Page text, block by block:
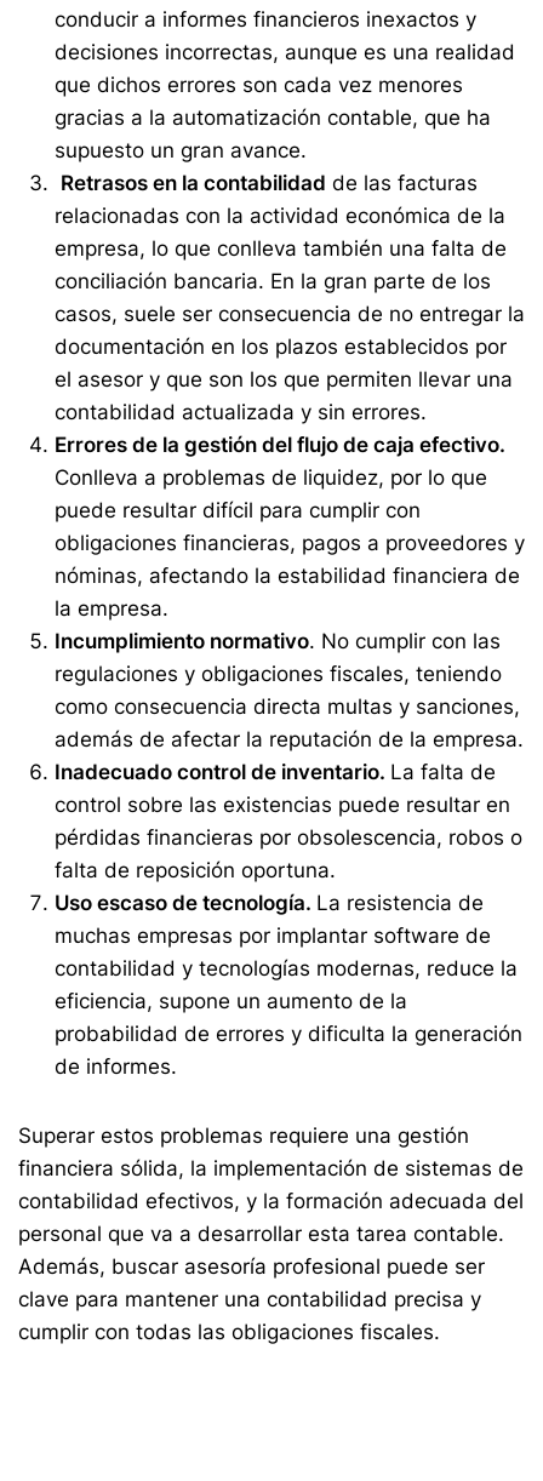
conducir a informes financieros inexactos y
decisiones incorrectas, aunque es una realidad
que dichos errores son cada vez menores
gracias a la automatización contable, que ha
supuesto un gran avance.
Retrasos en la contabilidad de las facturas
relacionadas con la actividad económica de la
empresa, lo que conlleva también una falta de
conciliación bancaria. En la gran parte de los
casos, suele ser consecuencia de no entregar la
documentación en los plazos establecidos por
el asesor y que son los que permiten llevar una
contabilidad actualizada y sin errores.
Errores de la gestión del flujo de caja efectivo.
Conlleva a problemas de liquidez, por lo que
puede resultar difícil para cumplir con
obligaciones financieras, pagos a proveedores y
nóminas, afectando la estabilidad financiera de
la empresa.
Incumplimiento normativo. No cumplir con las
regulaciones y obligaciones fiscales, teniendo
como consecuencia directa multas y sanciones,
además de afectar la reputación de la empresa.
Inadecuado control de inventario. La falta de
control sobre las existencias puede resultar en
pérdidas financieras por obsolescencia, robos o
falta de reposición oportuna.
Uso escaso de tecnología. La resistencia de
muchas empresas por implantar software de
contabilidad y tecnologías modernas, reduce la
eficiencia, supone un aumento de la
probabilidad de errores y dificulta la generación
de informes.
Superar estos problemas requiere una gestión
financiera sólida, la implementación de sistemas de
contabilidad efectivos, y la formación adecuada del
personal que va a desarrollar esta tarea contable.
Además, buscar asesoría profesional puede ser
clave para mantener una contabilidad precisa y
cumplir con todas las obligaciones fiscales.